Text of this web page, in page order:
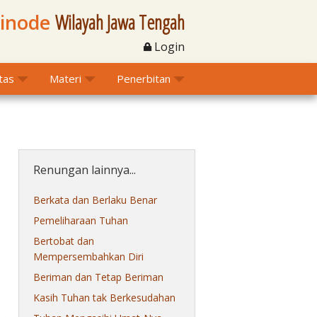
Wilayah Jawa Tengah
Login
Materi Penerbitan
Renungan lainnya...
Berkata dan Berlaku Benar
Pemeliharaan Tuhan
Bertobat dan
Mempersembahkan Diri
Beriman dan Tetap Beriman
Kasih Tuhan tak Berkesudahan